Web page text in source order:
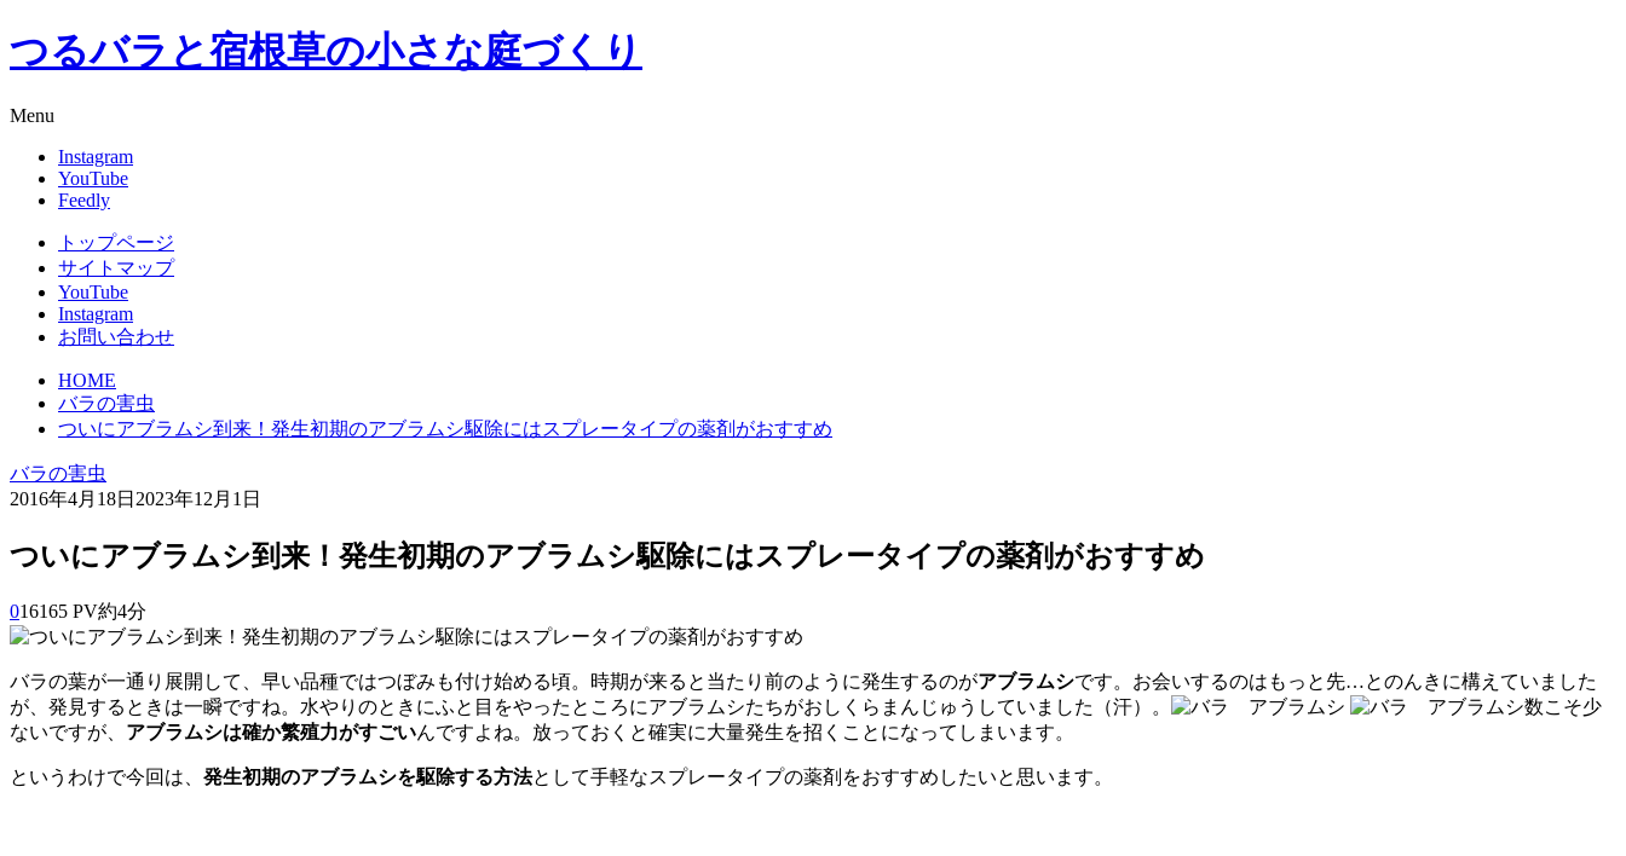
つるバラと宿根草の小さな庭づくり
Menu
Instagram
YouTube
Feedly
トップページ
サイトマップ
YouTube
Instagram
お問い合わせ
HOME
バラの害虫
ついにアブラムシ到来！発生初期のアブラムシ駆除にはスプレータイプの薬剤がおすすめ
バラの害虫
2016年4月18日 2023年12月1日
ついにアブラムシ到来！発生初期のアブラムシ駆除にはスプレータイプの薬剤がおすすめ
016165 PV約4分
バラの葉が一通り展開して、早い品種ではつぼみも付け始める頃。時期が来ると当たり前のように発生するのがアブラムシです。お会いするのはもっと先…とのんきに構えていました
が、発見するときは一瞬ですね。水やりのときにふと目をやったところにアブラムシたちがおしくらまんじゅうしていました（汗）。
数こそ少
ないですが、 アブラムシは確か繁殖力がすごいんですよね。放っておくと確実に大量発生を招くことになってしまいます。
というわけで今回は、 発生初期のアブラムシを駆除する方法として手軽なスプレータイプの薬剤をおすすめしたいと思います。